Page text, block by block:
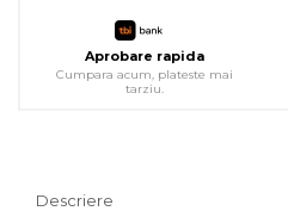
Aprobare rapida
Cumpara acum, plateste mai
tarziu.
Descriere